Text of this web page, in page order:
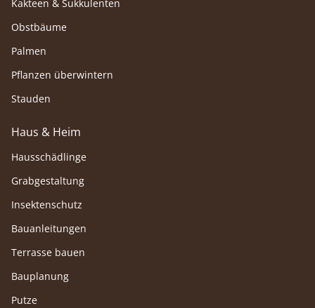
Kakteen & Sukkulenten
Obstbäume
Palmen
Pflanzen überwintern
Stauden
Haus & Heim
Hausschädlinge
Grabgestaltung
Insektenschutz
Bauanleitungen
Terrasse bauen
Bauplanung
Putze